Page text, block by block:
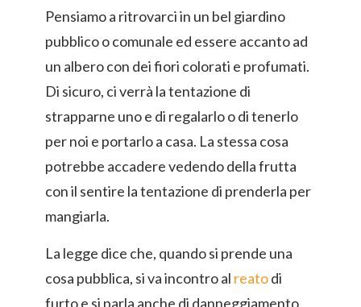
Pensiamo a ritrovarci in un bel giardino
pubblico o comunale ed essere accanto ad
un albero con dei fiori colorati e profumati.
Di sicuro, ci verrà la tentazione di
strapparne uno e di regalarlo o di tenerlo
per noi e portarlo a casa. La stessa cosa
potrebbe accadere vedendo della frutta
con il sentire la tentazione di prenderla per
mangiarla.
La legge dice che, quando si prende una
cosa pubblica, si va incontro al reatodi
furto e si parla anche di danneggiamento